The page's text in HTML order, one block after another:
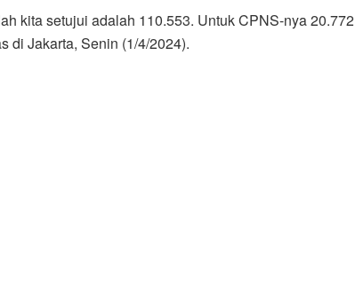
kita setujui adalah 110.553. Untuk CPNS-nya 20.772
di Jakarta, Senin (1/4/2024).